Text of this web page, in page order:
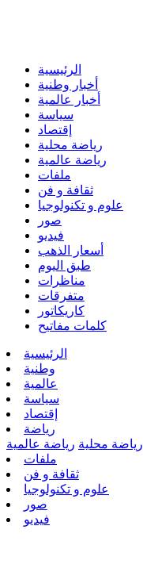
الرئيسية
أخبار وطنية
أخبار عالمية
سياسة
إقتصاد
رياضة محلية
رياضة عالمية
ملفات
ثقافة و فن
علوم و تكنولوجيا
صور
فيديو
أسعار الذهب
طبق اليوم
مناظرات
متفرقات
كاريكاتور
كلمات مفاتيح
الرئيسية
وطنية
عالمية
سياسة
إقتصاد
رياضة
رياضة محلية رياضة عالمية
ملفات
ثقافة و فن
علوم و تكنولوجيا
صور
فيديو